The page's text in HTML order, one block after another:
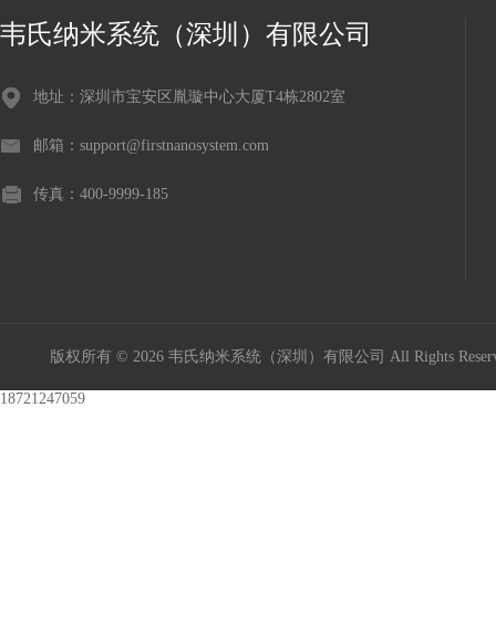
韦氏纳米系统（深圳）有限公司
地址：深圳市宝安区胤璇中心大厦T4栋2802室
邮箱：support@firstnanosystem.com
传真：400-9999-185
版权所有 © 2026 韦氏纳米系统（深圳）有限公司 All Rights
18721247059